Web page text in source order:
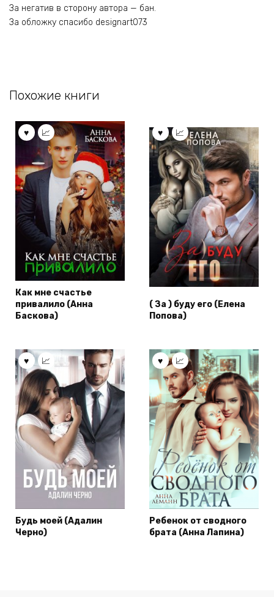
За негатив в сторону автора — бан.
За обложку спасибо designart073
Похожие книги
Как мне счастье
привалило (Анна
Баскова)
( За ) буду его (Елена
Попова)
Будь моей (Адалин
Черно)
Ребенок от сводного
брата (Анна Лапина)